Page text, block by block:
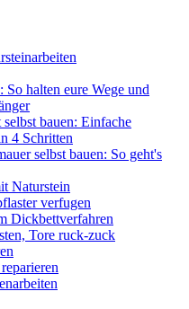
So halten eure Wege und
selbst bauen: Einfache
4 Schritten
selbst bauen: So geht's
Naturstein
verfugen
Dickbettverfahren
Tore ruck-zuck